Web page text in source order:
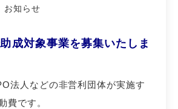
お知らせ
成対象事業を募集いたしま
法人などの非営利団体が実施す
費です。